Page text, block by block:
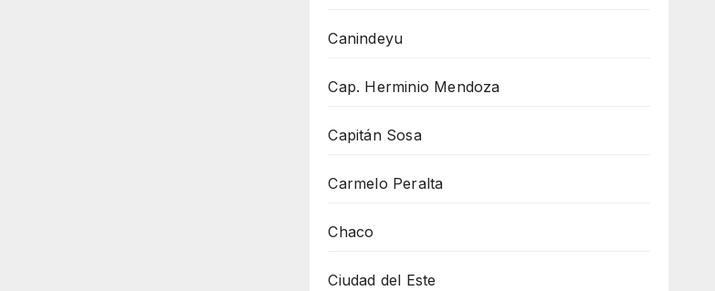
Canindeyu
Cap. Herminio Mendoza
Capitán Sosa
Carmelo Peralta
Chaco
Ciudad del Este